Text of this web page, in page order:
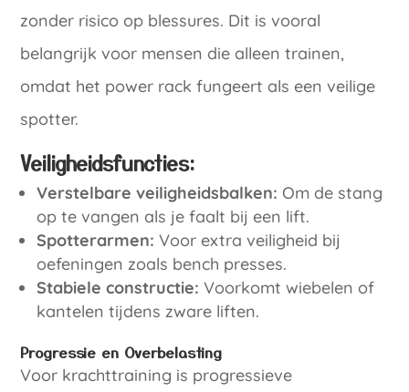
zonder risico op blessures. Dit is vooral
belangrijk voor mensen die alleen trainen,
omdat het power rack fungeert als een veilige
spotter.
Veiligheidsfuncties:
Verstelbare veiligheidsbalken: Om de stang
op te vangen als je faalt bij een lift.
Spotterarmen: Voor extra veiligheid bij
oefeningen zoals bench presses.
Stabiele constructie: Voorkomt wiebelen of
kantelen tijdens zware liften.
Progressie en Overbelasting
Voor krachttraining is progressieve